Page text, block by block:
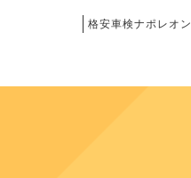
格安車検ナポレオン